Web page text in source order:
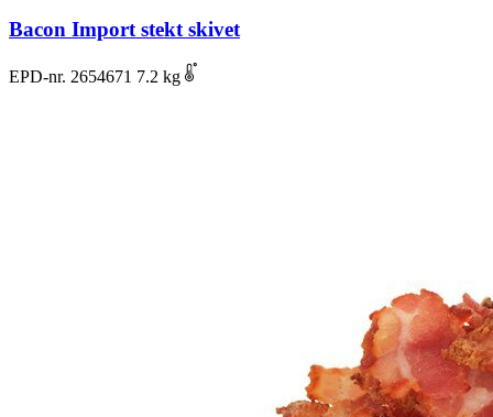
Bacon Import stekt skivet
EPD-nr. 2654671 7.2 kg